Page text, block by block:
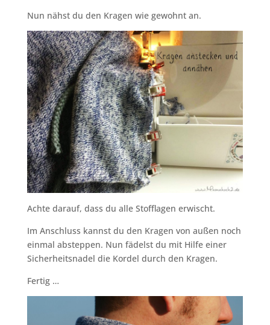
Nun nähst du den Kragen wie gewohnt an.
Achte darauf, dass du alle Stofflagen erwischt.
Im Anschluss kannst du den Kragen von außen noch
einmal absteppen. Nun fädelst du mit Hilfe einer
Sicherheitsnadel die Kordel durch den Kragen.
Fertig …